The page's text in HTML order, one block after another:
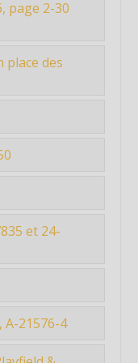
ce long tuto
page 2-30
d'un
place des
le 03
de
j'ai
54 du
et 24-
diode.
hyper
A-21576-4
Biostein :